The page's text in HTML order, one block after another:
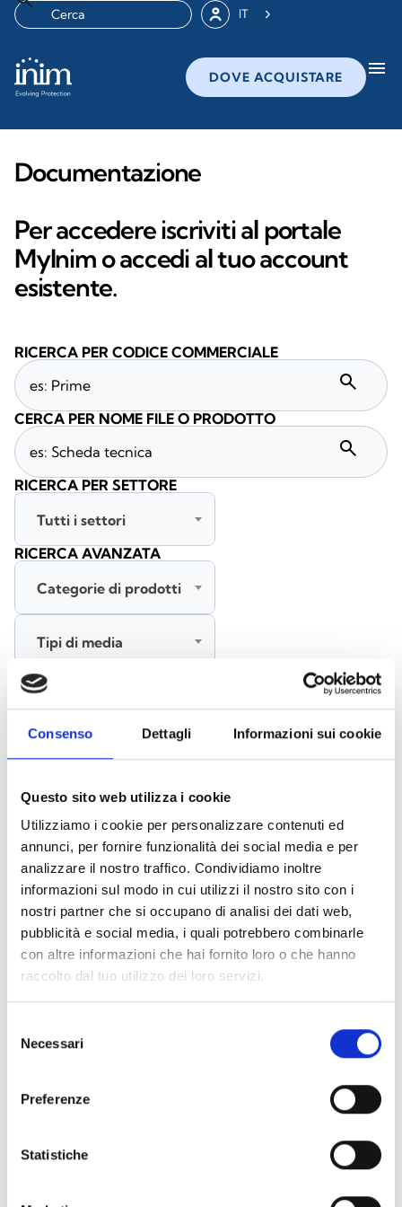
Consenso Dettagli Informazioni sui cookie
Questo sito web utilizza i cookie
Utilizziamo i cookie per personalizzare contenuti ed
annunci, per fornire funzionalità dei social media e per
analizzare il nostro traffico. Condividiamo inoltre
informazioni sul modo in cui utilizzi il nostro sito con i
nostri partner che si occupano di analisi dei dati web,
pubblicità e social media, i quali potrebbero combinarle
con altre informazioni che hai fornito loro o che hanno
raccolto dal tuo utilizzo dei loro servizi.
delNecessari
Preferenze
Statistiche
IT
DOVE ACQUISTARE menu
Documentazione
Per accedere iscriviti al portale
MyInim o accedi al tuo account
esistente.
Accessori Basi EB00 - Materiali(47)
Accessori per test dei rivelatori - Materiali
Accessori rivelatori Enea
Accessori Senseware
Accessori Serie Industrial
Air2-Aria/W
Documenti
Seleziona tutti
Accedi, prima di scaricare i contenuti con icona
lock
RICERCA PER CODICE COMMERCIALE
search
CERCA PER NOME FILE O PRODOTTO
search
RICERCA PER SETTORE
Tutti i settori
RICERCA AVANZATA
Categorie di prodotti
Tipi di media
Tutte le lingue
CERCA